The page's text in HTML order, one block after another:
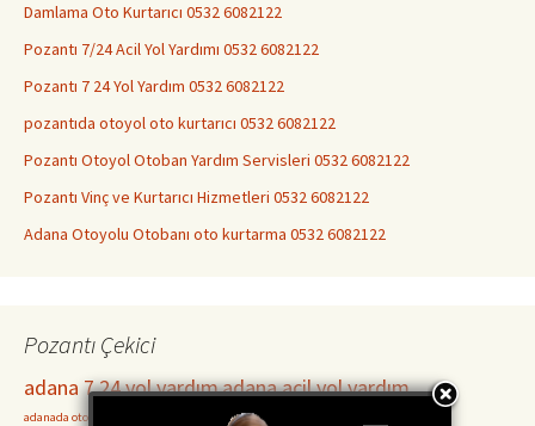
Damlama Oto Kurtarıcı 0532 6082122
Pozantı 7/24 Acil Yol Yardımı 0532 6082122
Pozantı 7 24 Yol Yardım 0532 6082122
pozantıda otoyol oto kurtarıcı 0532 6082122
Pozantı Otoyol Otoban Yardım Servisleri 0532 6082122
Pozantı Vinç ve Kurtarıcı Hizmetleri 0532 6082122
Adana Otoyolu Otobanı oto kurtarma 0532 6082122
Pozantı Çekici
adana 7 24 yol yardımadana acil yol yardım
adanada oto kurtarıcılar
Adana Mersin otoyolu Oto Kurtarma